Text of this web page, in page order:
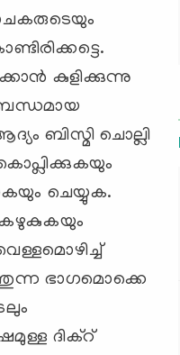
കുളിക്കുന്നു
ബിസ്മി ചൊല്ലി
ചെയ്യുക.
ഭാഗമൊക്കെ
ദിക്റ്